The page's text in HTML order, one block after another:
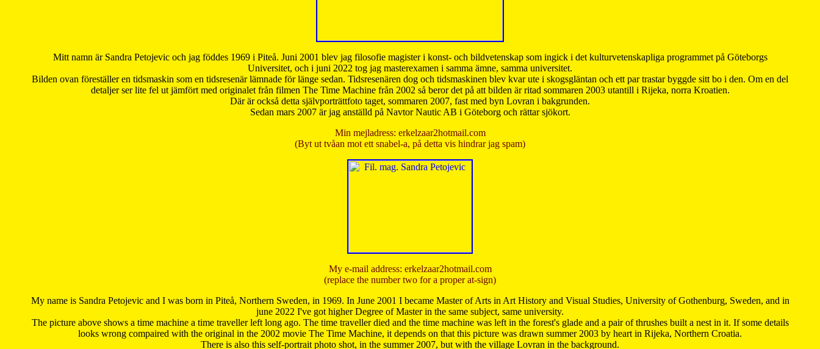
Mitt namn är Sandra Petojevic och jag föddes 1969 i Piteå. Juni 2001 blev jag filosofie magister i konst- och bildvetenskap som ingick i det kulturvetenskapliga programmet på Göteborgs
Universitet, och i juni 2022 tog jag masterexamen i samma ämne, samma universitet.
Bilden ovan föreställer en tidsmaskin som en tidsresenär lämnade för länge sedan. Tidsresenären dog och tidsmaskinen blev kvar ute i skogsgläntan och ett par trastar byggde sitt bo i den. Om en del
detaljer ser lite fel ut jämfört med originalet från filmen The Time Machine från 2002 så beror det på att bilden är ritad sommaren 2003 utantill i Rijeka, norra Kroatien.
Där är också detta självporträttfoto taget, sommaren 2007, fast med byn Lovran i bakgrunden.
Sedan mars 2007 är jag anställd på Navtor Nautic AB i Göteborg och rättar sjökort.
Min mejladress: erkelzaar2hotmail.com
(Byt ut tvåan mot ett snabel-a, på detta vis hindrar jag spam)
My e-mail address: erkelzaar2hotmail.com
(replace the number two for a proper at-sign)
My name is Sandra Petojevic and I was born in Piteå, Northern Sweden, in 1969. In June 2001 I became Master of Arts in Art History and Visual Studies, University of Gothenburg, Sweden, and in
june 2022 I've got higher Degree of Master in the same subject, same university.
The picture above shows a time machine a time traveller left long ago. The time traveller died and the time machine was left in the forest's glade and a pair of thrushes built a nest in it. If some details
looks wrong compaired with the original in the 2002 movie The Time Machine, it depends on that this picture was drawn summer 2003 by heart in Rijeka, Northern Croatia.
There is also this self-portrait photo shot, in the summer 2007, but with the village Lovran in the background.